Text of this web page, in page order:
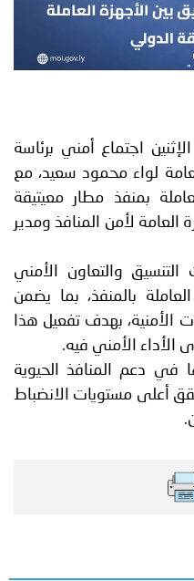
اجتماع أمني برئاسة
لواء محمود سعيد، مع
بمنفذ مطار معيتيقة
العامة لأمن المنافذ ومدير
التنسيق والتعاون الأمني
بالمنفذ، بما يضمن
الأمنية، بهدف تفعيل هذا
الأداء الأمني فيه.
في دعم المنافذ الحيوية
أعلى مستويات الانضباط